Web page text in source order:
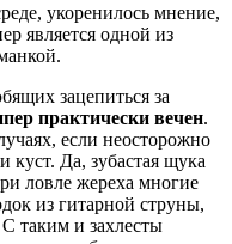
укоренилось мнение,
является одной из
зацепиться за
практически вечен.
если неосторожно
куст. Да, зубастая щука
ловле жереха многие
из гитарной струны,
таким и захлесты